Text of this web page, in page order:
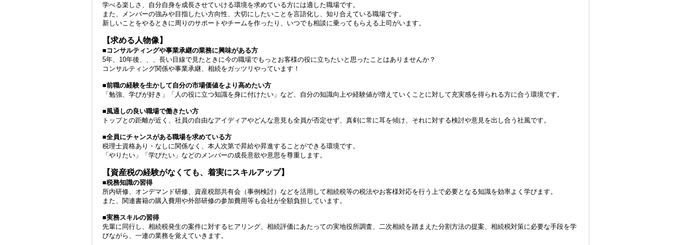
学べる楽しさ、自分自身を成長させていける環境を求めている方には適した職場です。
また、メンバーの強みや目指したい方向性、大切にしたいことを言語化し、知り合えている職場です。
新しいことをやるときに周りのサポートやチームを作ったり、いつでも相談に乗ってもらえる上司がいます。
【求める人物像】
■コンサルティングや事業承継の業務に興味がある方
5年、10年後、、、長い目線で見たときに今の職場でもっとお客様の役に立ちたいと思ったことはありませんか？
コンサルティング関係や事業承継、相続をガッツリやっています！
■前職の経験を生かして自分の市場価値をより高めたい方
「勉強、学びが好き」「人の役に立つ知識を身に付けたい」など、自分の知識向上や経験値が増えていくことに対して充実感を得られる方に合う環境です。
■風通しの良い職場で働きたい方
トップとの距離が近く、社員の自由なアイディアやどんな意見も全員が否定せず、真剣に常に耳を傾け、それに対する検討や意見を出し合う社風です。
■全員にチャンスがある職場を求めている方
税理士資格あり・なしに関係なく、本人次第で昇給や昇進することができる環境です。
「やりたい」「学びたい」などのメンバーの成長意欲や意思を尊重します。
【資産税の経験がなくても、着実にスキルアップ】
■税務知識の習得
所内研修、オンデマンド研修、資産税部共有会（事例検討）などを活用して相続税等の税法やお客様対応を行う上で必要となる知識を効率よく学びます。
また、関連書籍の購入費用や外部研修の参加費用等も会社が全額負担しています。
■実務スキルの習得
先輩に同行し、相続税発生の案件に対するヒアリング、相続評価にあたっての実地役所調査、二次相続を踏まえた分割方法の提案、相続税対策に必要な手段を学
びながら、一連の業務を覚えていきます。